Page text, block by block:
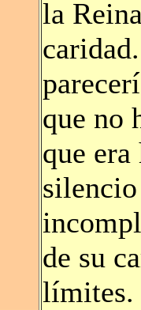
la
que no
que
de su
límites.